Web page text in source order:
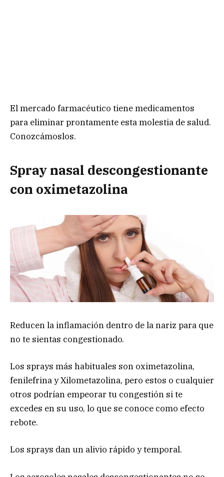
El mercado farmacéutico tiene medicamentos
para eliminar prontamente esta molestia de salud.
Conozcámoslos.
Spray nasal descongestionante
con oximetazolina
Reducen la inflamación dentro de la nariz para que
no te sientas congestionado.
Los sprays más habituales son oximetazolina,
fenilefrina y Xilometazolina, pero estos o cualquier
otros podrían empeorar tu congestión si te
excedes en su uso, lo que se conoce como efecto
rebote.
Los sprays dan un alivio rápido y temporal.